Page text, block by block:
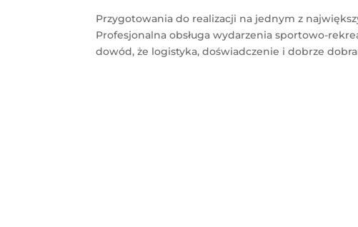
Przygotowania do realizacji na jednym z
Profesjonalna obsługa wydarzenia sportowo-
dowód, że logistyka, doświadczenie i dobrze